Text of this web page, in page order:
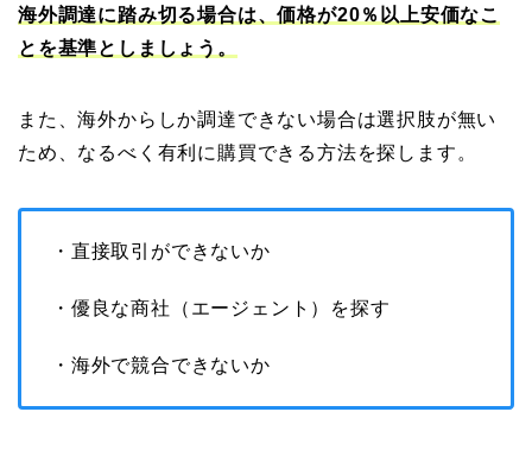
海外調達に踏み切る場合は、価格が20％以上安価なこ
とを基準としましょう。
また、海外からしか調達できない場合は選択肢が無い
ため、なるべく有利に購買できる方法を探します。
・直接取引ができないか
・優良な商社（エージェント）を探す
・海外で競合できないか